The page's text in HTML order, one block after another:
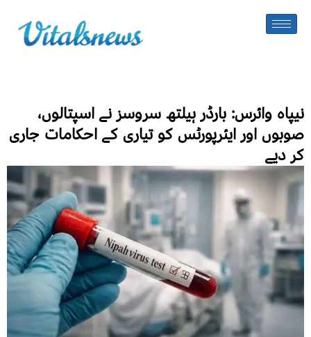
نیپاہ وائرس: بارڈر ہیلتھ سروسز نے اسپتالوں،
صوبوں اور ایئرپورٹس کو تیاری کے احکامات جاری
کر دیے